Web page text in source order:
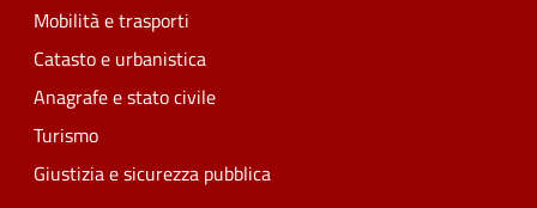
Mobilità e trasporti
Catasto e urbanistica
Anagrafe e stato civile
Turismo
Giustizia e sicurezza pubblica